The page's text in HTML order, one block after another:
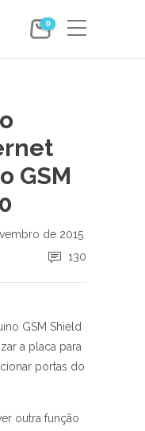
0
GSM
de 2015
130
GSM Shield
a placa para
portas do
outra função